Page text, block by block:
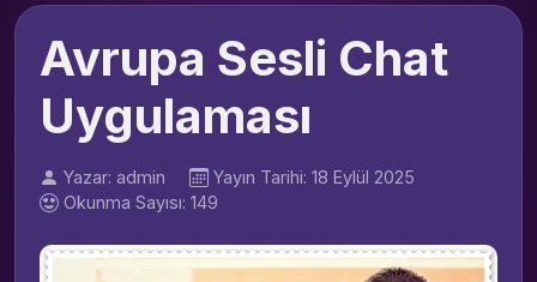
Avrupa Sesli Chat
Uygulaması
Yazar: admin
Yayın Tarihi: 18 Eylül 2025
Okunma Sayısı: 149